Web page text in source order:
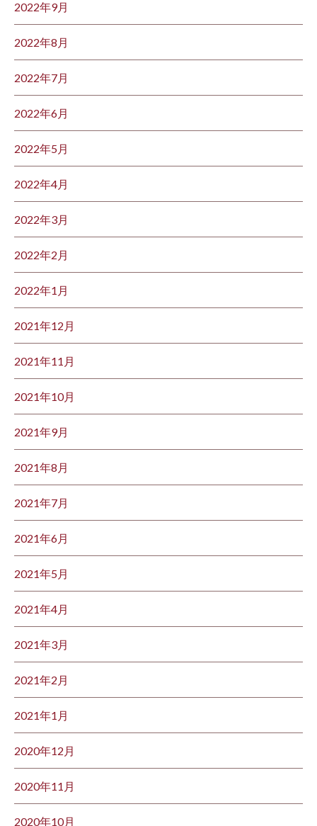
2022年9月
2022年8月
2022年7月
2022年6月
2022年5月
2022年4月
2022年3月
2022年2月
2022年1月
2021年12月
2021年11月
2021年10月
2021年9月
2021年8月
2021年7月
2021年6月
2021年5月
2021年4月
2021年3月
2021年2月
2021年1月
2020年12月
2020年11月
2020年10月